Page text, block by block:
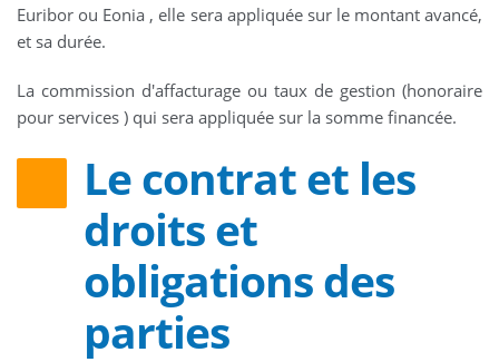
Euribor ou Eonia , elle sera appliquée sur le montant avancé,
et sa durée.
La commission d'affacturage ou taux de gestion (honoraire
pour services ) qui sera appliquée sur la somme financée.
Le contrat et les
droits et
obligations des
parties